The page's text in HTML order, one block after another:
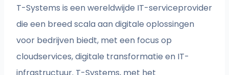
T-Systems is een wereldwijde IT-serviceprovider
die een breed scala aan digitale oplossingen
voor bedrijven biedt, met een focus op
cloudservices, digitale transformatie en IT-